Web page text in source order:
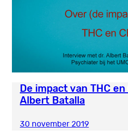
De impact van THC en
Albert Batalla
30 november 2019